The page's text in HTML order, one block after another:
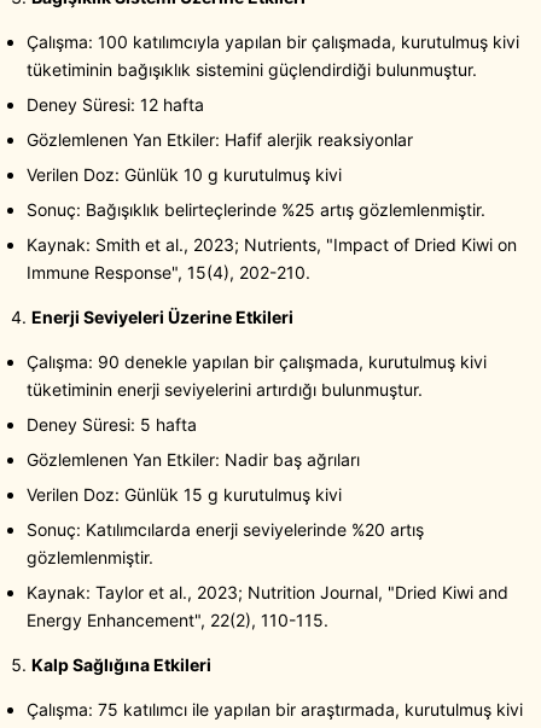
Çalışma: 100 katılımcıyla yapılan bir çalışmada, kurutulmuş kivi
tüketiminin bağışıklık sistemini güçlendirdiği bulunmuştur.
Deney Süresi: 12 hafta
Gözlemlenen Yan Etkiler: Hafif alerjik reaksiyonlar
Verilen Doz: Günlük 10 g kurutulmuş kivi
Sonuç: Bağışıklık belirteçlerinde %25 artış gözlemlenmiştir.
Kaynak: Smith et al., 2023; Nutrients, "Impact of Dried Kiwi on
Immune Response", 15(4), 202-210.
Enerji Seviyeleri Üzerine Etkileri
Çalışma: 90 denekle yapılan bir çalışmada, kurutulmuş kivi
tüketiminin enerji seviyelerini artırdığı bulunmuştur.
Deney Süresi: 5 hafta
Gözlemlenen Yan Etkiler: Nadir baş ağrıları
Verilen Doz: Günlük 15 g kurutulmuş kivi
Sonuç: Katılımcılarda enerji seviyelerinde %20 artış
gözlemlenmiştir.
Kaynak: Taylor et al., 2023; Nutrition Journal, "Dried Kiwi and
Energy Enhancement", 22(2), 110-115.
Kalp Sağlığına Etkileri
Çalışma: 75 katılımcı ile yapılan bir araştırmada, kurutulmuş kivi